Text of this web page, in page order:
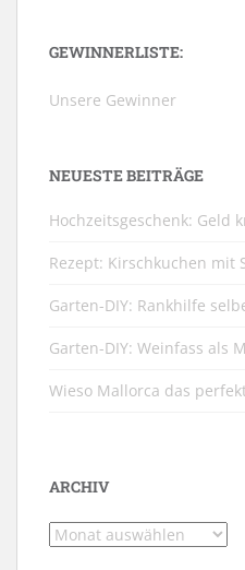
GEWINNERLISTE:
Unsere Gewinner
NEUESTE BEITRÄGE
Hochzeitsgeschenk: Geld
Rezept: Kirschkuchen mit
Garten-DIY: Rankhilfe
Garten-DIY: Weinfass als
Wieso Mallorca das
ARCHIV
Archiv